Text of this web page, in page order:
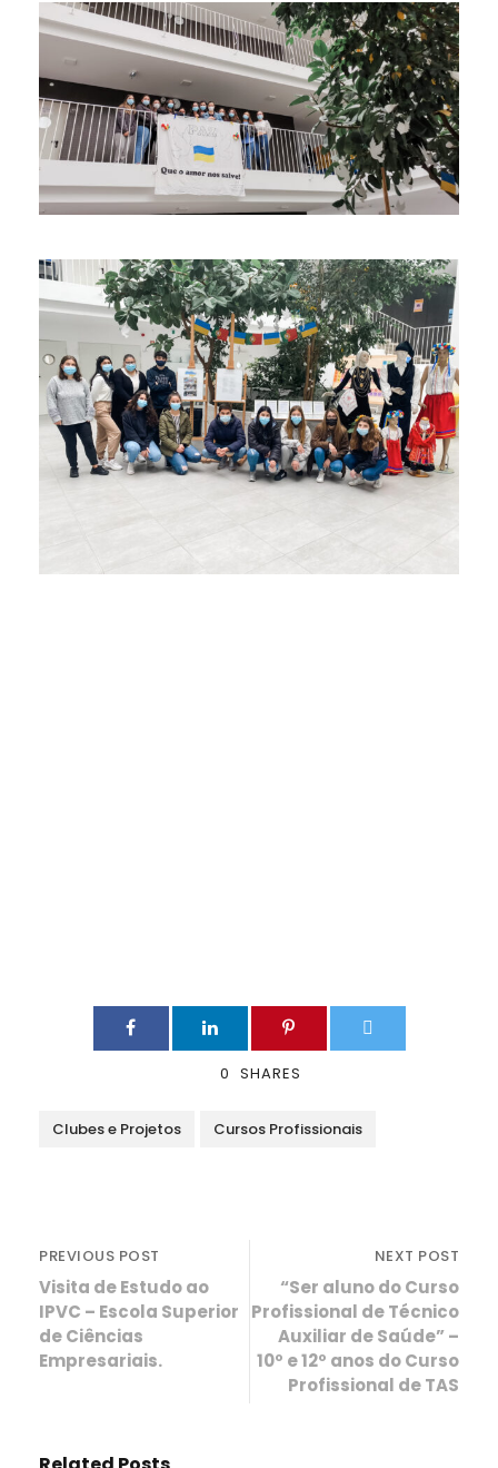
0 SHARES
Clubes e Projetos Cursos Profissionais
PREVIOUS POST
Visita de Estudo ao
IPVC – Escola Superior
de Ciências
Empresariais.
NEXT POST
“Ser aluno do Curso
Profissional de Técnico
Auxiliar de Saúde” –
10º e 12º anos do Curso
Profissional de TAS